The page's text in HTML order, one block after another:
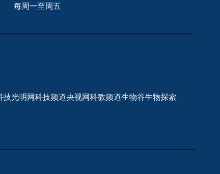
每周一至周五
技光明网科技频道央视网科教频道生物谷生物探索